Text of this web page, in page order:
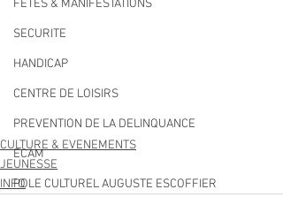
FETES & MANIFESTATIONS
SECURITE
HANDICAP
CENTRE DE LOISIRS
PREVENTION DE LA DELINQUANCE
ECAM
POLE CULTUREL AUGUSTE ESCOFFIER
CULTURE & EVENEMENTS
JEUNESSE
INFO